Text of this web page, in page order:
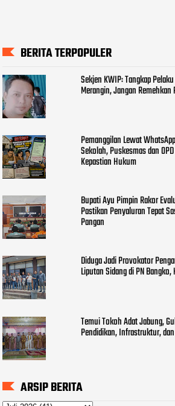
BERITA TERPOPULER
Sekjen KWIP: Tangkap
Merangin, Jangan
Pemanggilan Lewat
Sekolah, Puskesmas dan
Kepastian Hukum
Bupati Ayu Pimpin Rakor
Pastikan Penyaluran Tepat
Pangan
Diduga Jadi Provokator
Liputan Sidang di PN
Temui Tokoh Adat Jabung,
Pendidikan, Infrastruktur,
ARSIP BERITA